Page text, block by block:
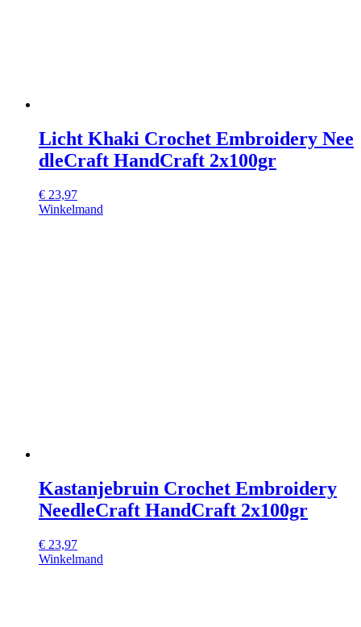
Licht Khaki Crochet Embroidery Nee
dleCraft HandCraft 2x100gr
€ 23,97
Winkelmand
Kastanjebruin Crochet Embroidery
NeedleCraft HandCraft 2x100gr
€ 23,97
Winkelmand